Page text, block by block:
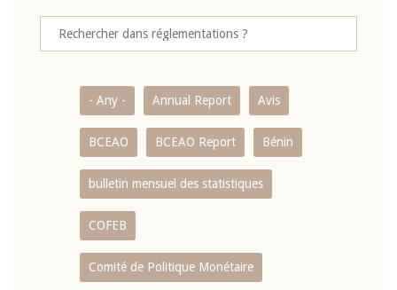
- Any - Annual Report Avis
BCEAO BCEAO Report Bénin
bulletin mensuel des statistiques
COFEB
Comité de Politique Monétaire